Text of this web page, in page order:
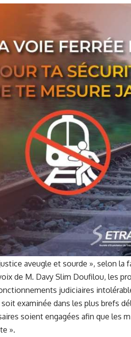
aveugle et sourde », selon la
de M. Davy Slim Doufilou, les
judiciaires
examinée dans les plus brefs
soient engagées afin que les
».